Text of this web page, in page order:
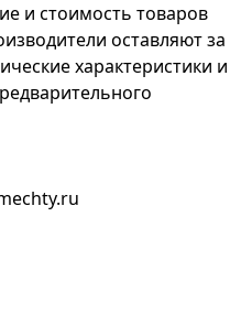
и стоимость товаров
оставляют за
характеристики и